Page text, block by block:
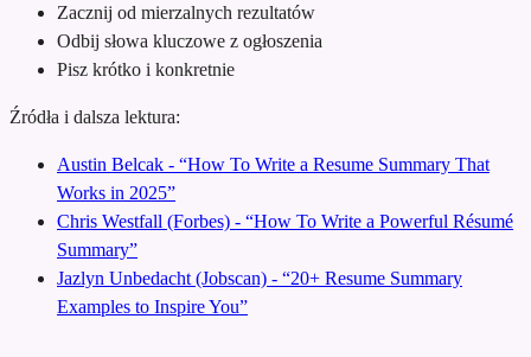
Zacznij od mierzalnych rezultatów
Odbij słowa kluczowe z ogłoszenia
Pisz krótko i konkretnie
Źródła i dalsza lektura:
Austin Belcak - “How To Write a Resume Summary That
Works in 2025”
Chris Westfall (Forbes) - “How To Write a Powerful Résumé
Summary”
Jazlyn Unbedacht (Jobscan) - “20+ Resume Summary
Examples to Inspire You”